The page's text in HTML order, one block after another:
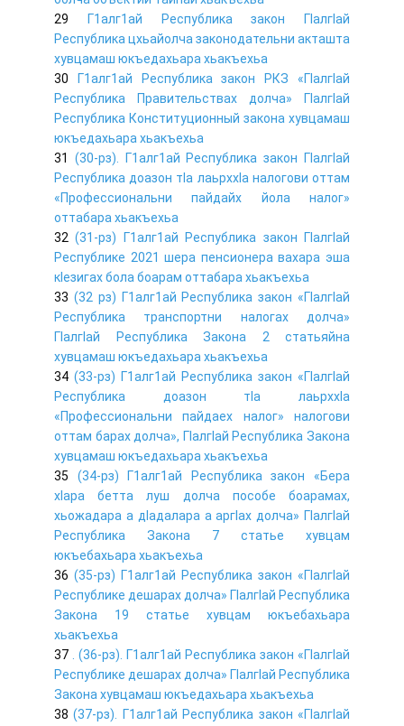
29
Г1алг1ай Республика закон ГIалгIай
Республика цхьайолча законодательни акташта
хувцамаш юкъедахьара хьакъехьа
30
Г1алг1ай Республика закон РКЗ «ГIалгIай
Республика Правительствах долча» ГIалгIай
Республика Конституционный закона хувцамаш
юкъедахьара хьакъехьа
31 (30-рз). Г1алг1ай Республика закон ГIалгIай
Республика доазон тIа лаьрххIа налогови оттам
«Профессиональни пайдайх йола налог»
оттабара хьакъехьа
32(31-рз) Г1алг1ай Республика закон ГIалгIай
Республике 2021 шера пенсионера вахара эша
кIезигах бола боарам оттабара хьакъехьа
33 (32 рз) Г1алг1ай Республика закон «ГIалгIай
Республика транспортни налогах долча»
ГIалгIай Республика Закона 2 статьяйна
хувцамаш юкъедахьара хьакъехьа
34 (33-рз) Г1алг1ай Республика закон «ГIалгIай
Республика доазон тIа лаьрххIа
«Профессиональни пайдаех налог» налогови
оттам барах долча», ГIалгIай Республика Закона
хувцамаш юкъедахьара хьакъехьа
35 (34-рз) Г1алг1ай Республика закон «Бера
хIара бетта луш долча пособе боарамах,
хьожадара а дIадалара а аргIах долча» ГIалгIай
Республика Закона 7 статье хувцам
юкъебахьара хьакъехьа
36 (35-рз) Г1алг1ай Республика закон «ГIалгIай
Республике дешарах долча» ГIалгIай Республика
Закона 19 статье хувцам юкъебахьара
хьакъехьа
37
. (36-рз). Г1алг1ай Республика закон «ГIалгIай
Республике дешарах долча» ГIалгIай Республика
Закона хувцамаш юкъедахьара хьакъехьа
38(37-рз). Г1алг1ай Республика закон «ГIалгIай